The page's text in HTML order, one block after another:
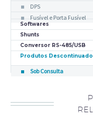
DPS
Fusível e Porta Fusível
Softwares
Shunts
Conversor RS-485/USB
Produtos
Sob Consulta